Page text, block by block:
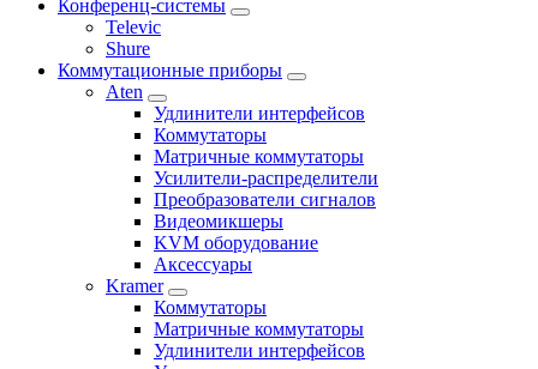
Конференц-системы
Televic
Shure
Коммутационные приборы
Aten
Удлинители интерфейсов
Коммутаторы
Матричные коммутаторы
Усилители-распределители
Преобразователи сигналов
Видеомикшеры
KVM оборудование
Аксессуары
Kramer
Коммутаторы
Матричные коммутаторы
Удлинители интерфейсов